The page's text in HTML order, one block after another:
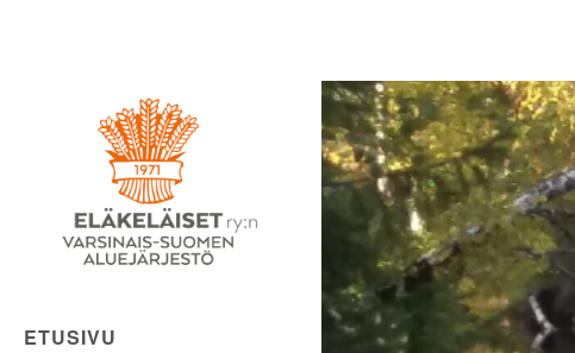
Eläkeläiset
ry:n
Varsinais-
Suomen
Aluejärjestö
ETUSIVU